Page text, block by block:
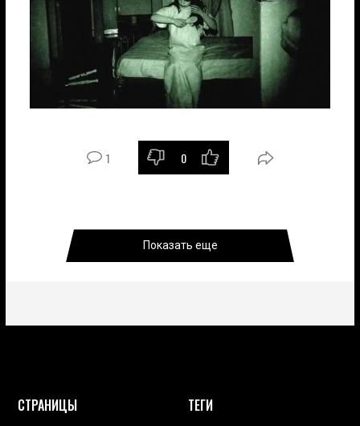
1 0
Показать еще
СТРАНИЦЫ ТЕГИ